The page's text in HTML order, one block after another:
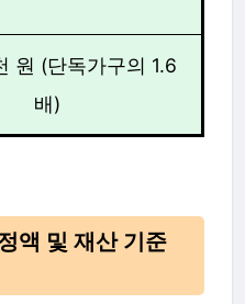
원 (단독가구의 1.6
배)
액 및 재산 기준